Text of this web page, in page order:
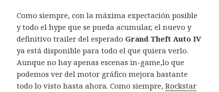
Como siempre, con la máxima expectación posible
y todo el hype que se pueda acumular, el nuevo y
definitivo trailer del esperado Grand Theft Auto IV
ya está disponible para todo el que quiera verlo.
Aunque no hay apenas escenas in-game,lo que
podemos ver del motor gráfico mejora bastante
todo lo visto hasta ahora. Como siempre,Rockstar